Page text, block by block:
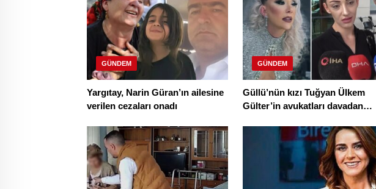
GÜNDEM
Yargıtay, Narin Güran’ın ailesine
verilen cezaları onadı
GÜNDEM
Güllü’nün kızı Tuğyan Ülkem
Gülter’in avukatları davadan